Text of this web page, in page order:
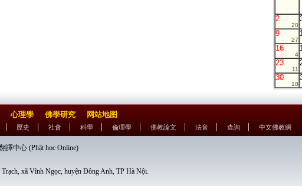
2
20
9
27
16
4
23
11
30
18
心理學 佛學研究 网站地图
歷史 社會 科學 倫理學 佛教論文 法音 查詢 中文佛教網
譯中心 (Phật học Online)
xã Vĩnh Ngọc, huyện Đông Anh, TP Hà Nội.